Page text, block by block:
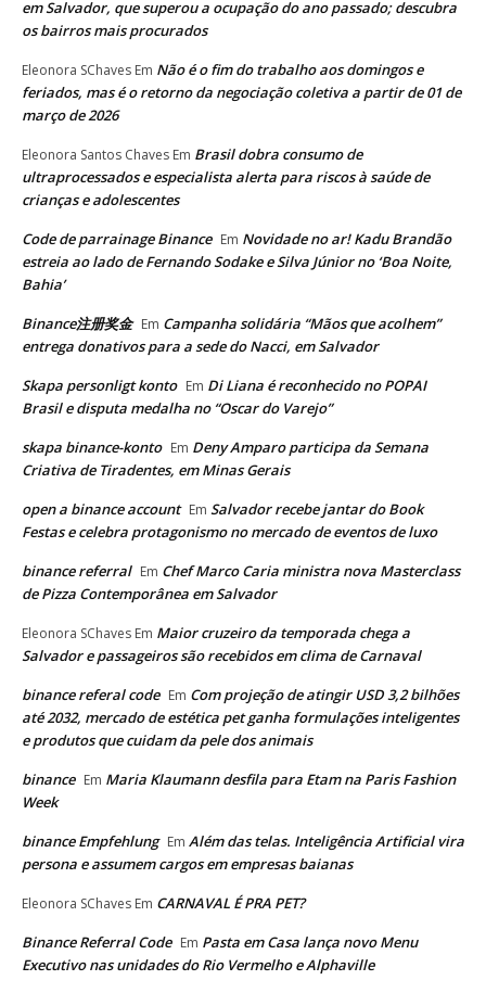
em Salvador, que superou a ocupação do ano passado; descubra
os bairros mais procurados
Eleonora SChaves Em Não é o fim do trabalho aos domingos e
feriados, mas é o retorno da negociação coletiva a partir de 01 de
março de 2026
Eleonora Santos Chaves Em Brasil dobra consumo de
ultraprocessados e especialista alerta para riscos à saúde de
crianças e adolescentes
Code de parrainage Binance Em Novidade no ar! Kadu Brandão
estreia ao lado de Fernando Sodake e Silva Júnior no ‘Boa Noite,
Bahia’
Binance注册奖金 Em Campanha solidária “Mãos que acolhem”
entrega donativos para a sede do Nacci, em Salvador
Skapa personligt konto Em Di Liana é reconhecido no POPAI
Brasil e disputa medalha no “Oscar do Varejo”
skapa binance-konto Em Deny Amparo participa da Semana
Criativa de Tiradentes, em Minas Gerais
open a binance account Em Salvador recebe jantar do Book
Festas e celebra protagonismo no mercado de eventos de luxo
binance referral Em Chef Marco Caria ministra nova Masterclass
de Pizza Contemporânea em Salvador
Eleonora SChaves Em Maior cruzeiro da temporada chega a
Salvador e passageiros são recebidos em clima de Carnaval
binance referal code Em Com projeção de atingir USD 3,2 bilhões
até 2032, mercado de estética pet ganha formulações inteligentes
e produtos que cuidam da pele dos animais
binance Em Maria Klaumann desfila para Etam na Paris Fashion
Week
binance Empfehlung Em Além das telas. Inteligência Artificial vira
persona e assumem cargos em empresas baianas
Eleonora SChaves Em CARNAVAL É PRA PET?
Binance Referral Code Em Pasta em Casa lança novo Menu
Executivo nas unidades do Rio Vermelho e Alphaville